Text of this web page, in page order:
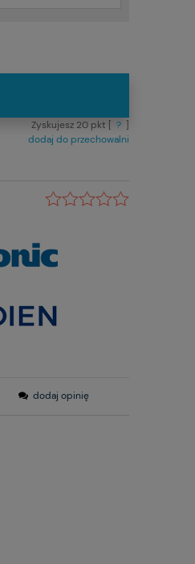
Zyskujesz 20pkt [ ? ]
dodaj do przechowalni
dodaj opinię